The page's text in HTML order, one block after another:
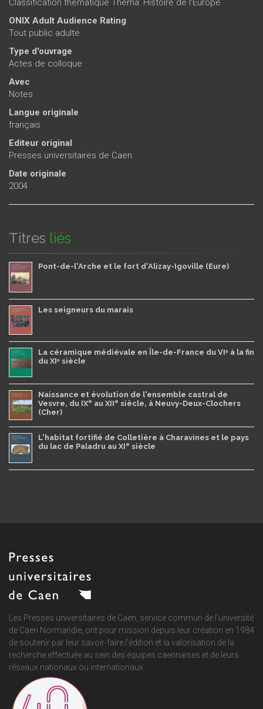
ONIX Adult Audience Rating
Tout public adulte
Type d'ouvrage
Actes de colloque
Avec
Notes
Langue originale
français
Editeur original
Presses universitaires de Caen
Date originale
2004
Titres liés
Pont-de-l'Arche et le fort d'Alizay-Igoville (Eure)
Les seigneurs du marais
La céramique médiévale en Île-de-France du VIᵉ à la fin
du XIᵉ siècle
Naissance et évolution de l'ensemble castral de
Vesvre, du IXe au XIIe siècle, à Neuvy-Deux-Clochers
(Cher)
L'habitat fortifié de Colletière à Charavines et le pays
du lac de Paladru au XIe siècle
Les Presses universitaires de Caen, service commun de l'université
de Caen Normandie , ont pour mission depuis leur création en 1984
de soutenir par leur savoir-faire l'édition et la valorisation de la
recherche effectuée au sein des équipes caennaises et de leurs
réseaux nationaux ou internationaux.